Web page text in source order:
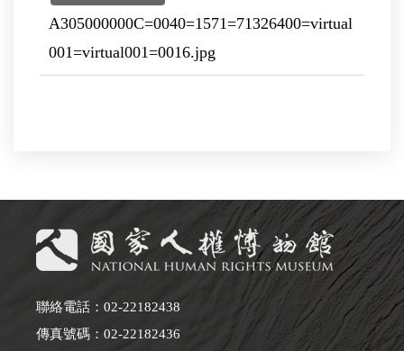
A305000000C=0040=1571=71326400=virtual
001=virtual001=0016.jpg
聯絡電話：02-22182438
傳真號碼：02-22182436